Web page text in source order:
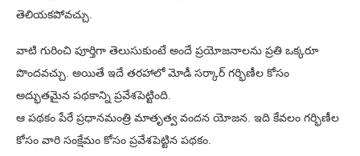
తెలియకపోవచ్చు.
వాటి గురించి పూర్తిగా తెలుసుకుంటే అందే ప్రయోజనాలను ప్రతి ఒక్కరూ
పొందవచ్చు. అయితే ఇదే తరహాలో మోడీ సర్కార్ గర్భిణీల కోసం
అద్భుతమైన పథకాన్ని ప్రవేశపెట్టింది.
ఆ పథకం పేరే ప్రధానమంత్రి మాతృత్వ వందన యోజన. ఇది కేవలం గర్భిణీల
కోసం వారి సంక్షేమం కోసం ప్రవేశపెట్టిన పథకం.